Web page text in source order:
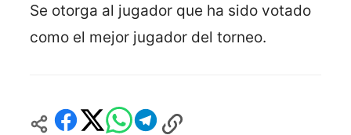
Se otorga al jugador que ha sido votado
como el mejor jugador del torneo.